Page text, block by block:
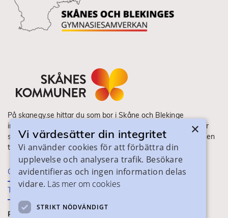
På skanegy.se hittar du som bor i Skåne och Blekinge
information om ditt gymnasieval. Här ser du vilka utbildningar
som finns och hur ansökan och antagning går till. Webbplatsen
tillhandahålls av Skånes Kommuner.
Om webbplatsen
Tillgänglighet
PRAKTISK INFORMATION
×
Vi värdesätter din integritet
Vi använder cookies för att förbättra din
upplevelse och analysera trafik. Besökare
avidentifieras och ingen information delas
vidare. Läs mer om cookies
STRIKT NÖDVÄNDIGT